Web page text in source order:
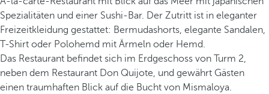
Spezialitäten und einer Sushi-Bar. Der Zutritt ist in eleganter
Freizeitkleidung gestattet: Bermudashorts, elegante Sandalen,
T-Shirt oder Polohemd mit Ärmeln oder Hemd.
Das Restaurant befindet sich im Erdgeschoss von Turm 2,
neben dem Restaurant Don Quijote, und gewährt Gästen
einen traumhaften Blick auf die Bucht von Mismaloya.